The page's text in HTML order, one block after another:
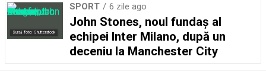
Sursă foto: Shutterstock
SPORT 6 zile ago
John Stones, noul fundaș al
echipei Inter Milano, după un
deceniu la Manchester City